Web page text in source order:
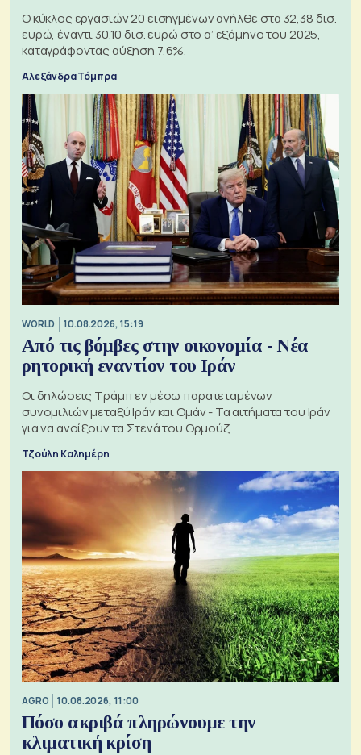
Ο κύκλος εργασιών 20 εισηγμένων ανήλθε στα 32,38 δισ.
ευρώ, έναντι 30,10 δισ. ευρώ στο α’ εξάμηνο του 2025,
καταγράφοντας αύξηση 7,6%.
Αλεξάνδρα Τόμπρα
WORLD 10.08.2026, 15:19
Από τις βόμβες στην οικονομία - Νέα
ρητορική εναντίον του Ιράν
Οι δηλώσεις Τράμπ εν μέσω παρατεταμένων
συνομιλιών μεταξύ Ιράν και Ομάν - Τα αιτήματα του Ιράν
για να ανοίξουν τα Στενά του Ορμούζ
Τζούλη Καλημέρη
AGRO 10.08.2026, 11:00
Πόσο ακριβά πληρώνουμε την
κλιματική κρίση